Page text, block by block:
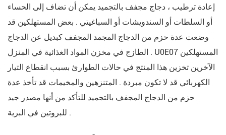
إعادة ترطيب ، دجاج مجفف بالتجميد يمكن أن تضاف إلى الحساء
أو السلطات أو السندويشات أو السباغيتي . بعض المستهلكين قد
وضعت عدة حزم من الدجاج المجمد المجفف كبديل عن الدجاج
الطازج في مخزن المواد الغذائية في المنزل . U0E07 المستهلكين
الآخرين تخزين هذا المنتج في حالات الطوارئ بسبب انقطاع التيار
الكهربائي قد لا تكون مبردة . المتنزهين والمخيمات قد تأخذ عدة
حزم من الدجاج المجفف بالتجميد للتأكد من أنها مصدر جيد
للبروتين في البرية .